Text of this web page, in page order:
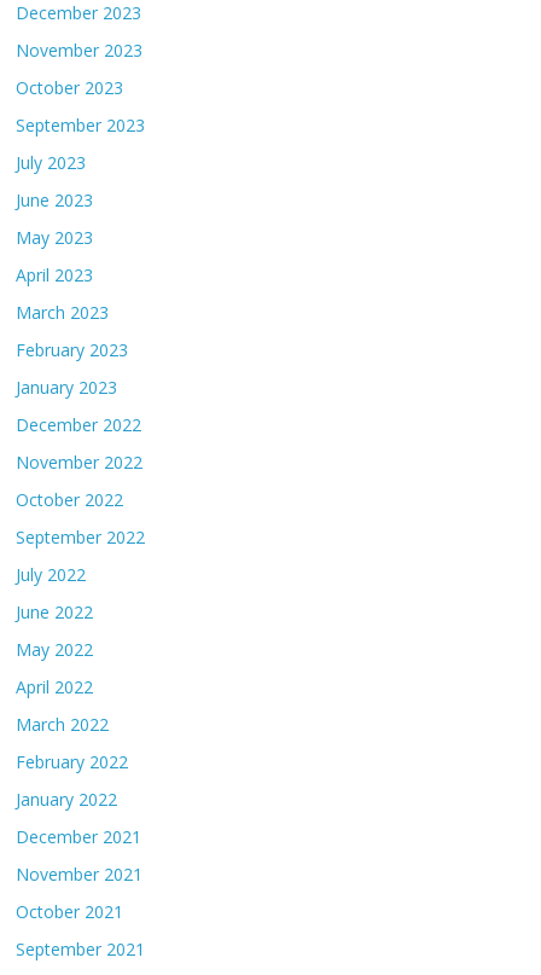
December 2023
November 2023
October 2023
September 2023
July 2023
June 2023
May 2023
April 2023
March 2023
February 2023
January 2023
December 2022
November 2022
October 2022
September 2022
July 2022
June 2022
May 2022
April 2022
March 2022
February 2022
January 2022
December 2021
November 2021
October 2021
September 2021